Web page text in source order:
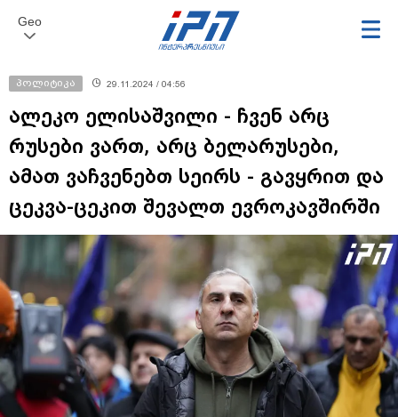
Geo
პოლიტიკა 29.11.2024 / 04:56
ალეკო ელისაშვილი - ჩვენ არც
რუსები ვართ, არც ბელარუსები,
ამათ ვაჩვენებთ სეირს - გავყრით და
ცეკვა-ცეკით შევალთ ევროკავშირში